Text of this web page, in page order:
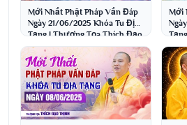
Mới Nhất Phật Pháp Vấn Đáp
Ngày 21/06/2025 Khóa Tu Địa
Tạng | Thượng Tọa Thích Đạo
Thịnh
Mới